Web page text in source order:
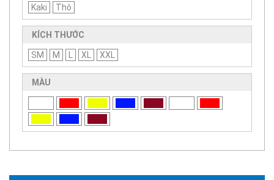
Kaki
Thô
KÍCH THƯỚC
SM M L XL XXL
MÀU